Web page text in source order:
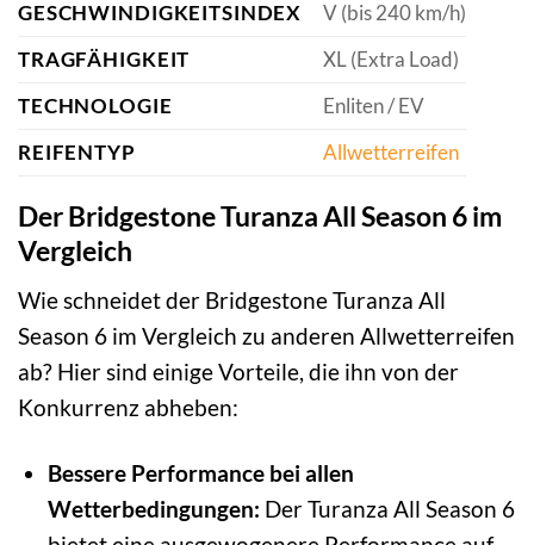
GESCHWINDIGKEITSINDEX
V (bis 240 km/h)
TRAGFÄHIGKEIT
XL (Extra Load)
TECHNOLOGIE
Enliten / EV
REIFENTYP
Allwetterreifen
Der Bridgestone Turanza All Season 6 im
Vergleich
Wie schneidet der Bridgestone Turanza All
Season 6 im Vergleich zu anderen Allwetterreifen
ab? Hier sind einige Vorteile, die ihn von der
Konkurrenz abheben:
Bessere Performance bei allen
Wetterbedingungen: Der Turanza All Season 6